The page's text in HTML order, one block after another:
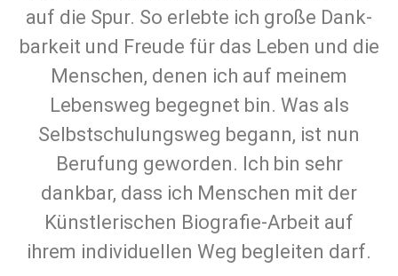
auf die Spur. So erlebte ich große Dank­
barkeit und Freude für das Leben und die
Menschen, denen ich auf meinem
Lebensweg begegnet bin. Was als
Selbst­schulungs­weg begann, ist nun
Berufung geworden. Ich bin sehr
dankbar, dass ich Menschen mit der
Künst­lerischen Biografie-Arbeit auf
ihrem indivi­duellen Weg begleiten darf.